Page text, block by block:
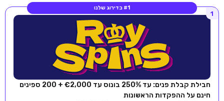
#1 בדירוג שלנו
1
חבילת קבלת פנים: עד 250% בונוס עד €2,000 + 200 ספינים
חינם על ההפקדות הראשונות